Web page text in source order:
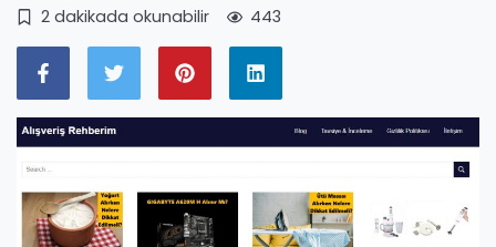
2 dakikada okunabilir 443